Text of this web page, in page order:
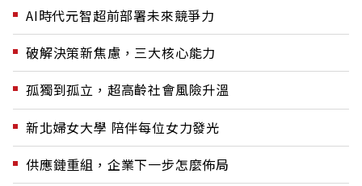
AI時代元智超前部署未來競爭力
破解決策新焦慮，三大核心能力
孤獨到孤立，超高齡社會風險升溫
新北婦女大學 陪伴每位女力發光
供應鏈重組，企業下一步怎麼佈局